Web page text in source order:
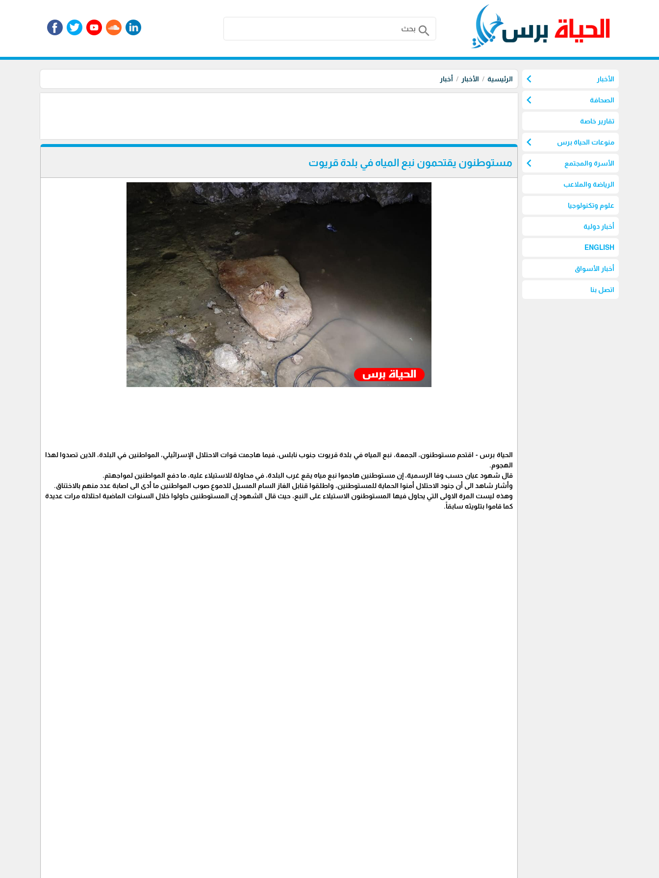
search
الأخبار chevron_left
الصحافة chevron_left
تقارير خاصة
منوعات الحياة برس chevron_left
الأسرة والمجتمع chevron_left
الرياضة والملاعب
علوم وتكنولوجيا
أخبار دولية
ENGLISH
أخبار الأسواق
اتصل بنا
الرئيسية الأخبار أخبار
مستوطنون يقتحمون نبع المياه في بلدة قريوت
الحياة برس - اقتحم مستوطنون، الجمعة، نبع المياه في بلدة قريوت جنوب نابلس، فيما هاجمت قوات الاحتلال الإسرائيلي، المواطنين في البلدة، الذين تصدوا لهذا
الهجوم.
قال شهود عيان حسب وفا الرسمية، إن مستوطنين هاجموا نبع مياه يقع غرب البلدة، في محاولة للاستيلاء عليه، ما دفع المواطنين لمواجهتم.
وأشار شاهد الى أن جنود الاحتلال أمنوا الحماية للمستوطنين، واطلقوا قنابل الغاز السام المسيل للدموع صوب المواطنين ما أدى الى اصابة عدد منهم بالاختناق.
وهذه ليست المرة الاولى التي يحاول فيها المستوطنون الاستيلاء على النبع، حيث قال الشهود إن المستوطنين حاولوا خلال السنوات الماضية احتلاله مرات عديدة
كما قاموا بتلويثه سابقاً.